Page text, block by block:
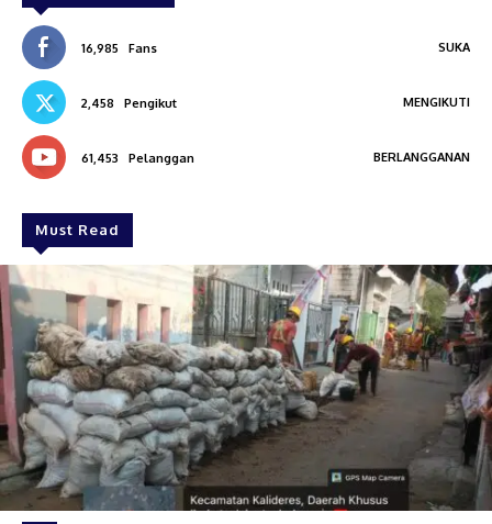
16,985 Fans SUKA
2,458 Pengikut MENGIKUTI
61,453 Pelanggan BERLANGGANAN
Must Read